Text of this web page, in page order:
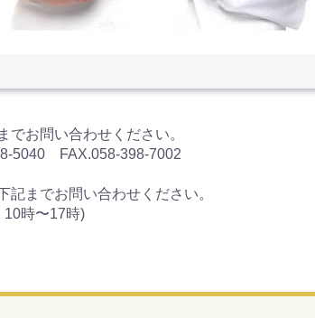
お問い合わせください。
5040 FAX.058-398-7002
までお問い合わせください。
時〜17時)